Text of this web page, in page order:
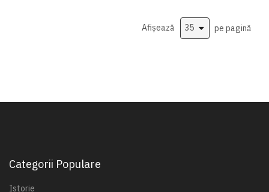
Afișează pe pagină
Categorii Populare
Istorie